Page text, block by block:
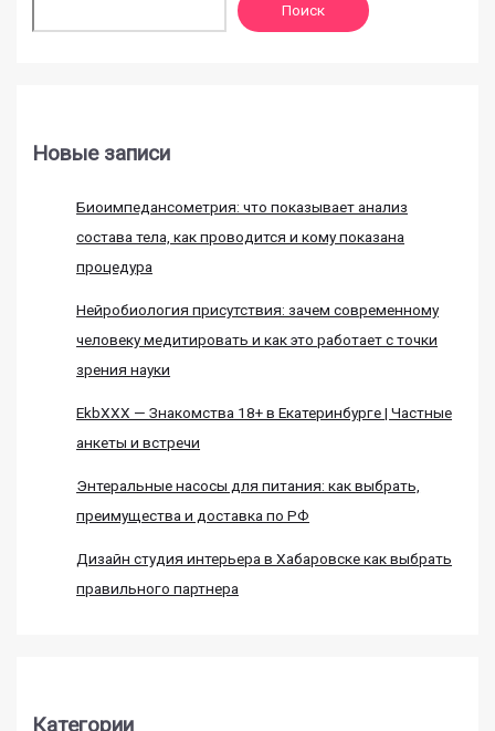
Поиск
Новые записи
Биоимпедансометрия: что показывает анализ
состава тела, как проводится и кому показана
процедура
Нейробиология присутствия: зачем современному
человеку медитировать и как это работает с точки
зрения науки
EkbXXX — Знакомства 18+ в Екатеринбурге | Частные
анкеты и встречи
Энтеральные насосы для питания: как выбрать,
преимущества и доставка по РФ
Дизайн студия интерьера в Хабаровске как выбрать
правильного партнера
Категории